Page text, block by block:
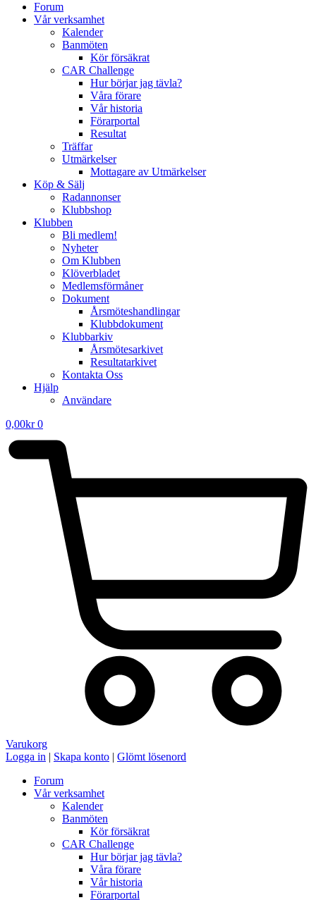
Forum
Vår verksamhet
Kalender
Banmöten
Kör försäkrat
CAR Challenge
Hur börjar jag tävla?
Våra förare
Vår historia
Förarportal
Resultat
Träffar
Utmärkelser
Mottagare av Utmärkelser
Köp & Sälj
Radannonser
Klubbshop
Klubben
Bli medlem!
Nyheter
Om Klubben
Klöverbladet
Medlemsförmåner
Dokument
Årsmöteshandlingar
Klubbdokument
Klubbarkiv
Årsmötesarkivet
Resultatarkivet
Kontakta Oss
Hjälp
Användare
0,00kr 0
Varukorg
Logga in | Skapa konto | Glömt lösenord
Forum
Vår verksamhet
Kalender
Banmöten
Kör försäkrat
CAR Challenge
Hur börjar jag tävla?
Våra förare
Vår historia
Förarportal